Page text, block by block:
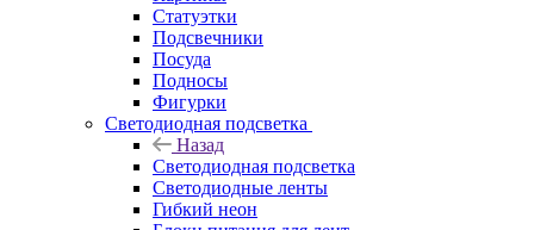
Статуэтки
Подсвечники
Посуда
Подносы
Фигурки
Светодиодная подсветка
Назад
Светодиодная подсветка
Светодиодные ленты
Гибкий неон